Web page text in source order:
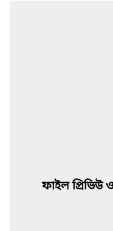
ফাইল প্রিভিউ